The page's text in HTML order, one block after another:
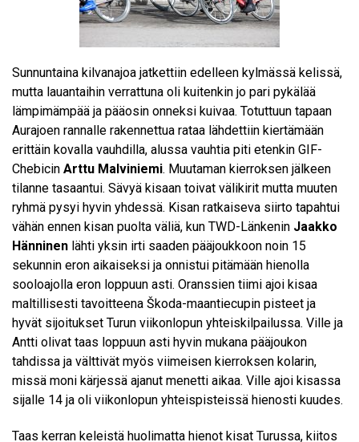
Sunnuntaina kilvanajoa jatkettiin edelleen kylmässä kelissä,
mutta lauantaihin verrattuna oli kuitenkin jo pari pykälää
lämpimämpää ja pääosin onneksi kuivaa. Totuttuun tapaan
Aurajoen rannalle rakennettua rataa lähdettiin kiertämään
erittäin kovalla vauhdilla, alussa vauhtia piti etenkin GIF-
Chebicin Arttu Malviniemi. Muutaman kierroksen jälkeen
tilanne tasaantui. Sävyä kisaan toivat välikirit mutta muuten
ryhmä pysyi hyvin yhdessä. Kisan ratkaiseva siirto tapahtui
vähän ennen kisan puolta väliä, kun TWD-Länkenin Jaakko
Hänninen lähti yksin irti saaden pääjoukkoon noin 15
sekunnin eron aikaiseksi ja onnistui pitämään hienolla
sooloajolla eron loppuun asti. Oranssien tiimi ajoi kisaa
maltillisesti tavoitteena Škoda-maantiecupin pisteet ja
hyvät sijoitukset Turun viikonlopun yhteiskilpailussa. Ville ja
Antti olivat taas loppuun asti hyvin mukana pääjoukon
tahdissa ja välttivät myös viimeisen kierroksen kolarin,
missä moni kärjessä ajanut menetti aikaa. Ville ajoi kisassa
sijalle 14 ja oli viikonlopun yhteispisteissä hienosti kuudes.
Taas kerran keleistä huolimatta hienot kisat Turussa, kiitos